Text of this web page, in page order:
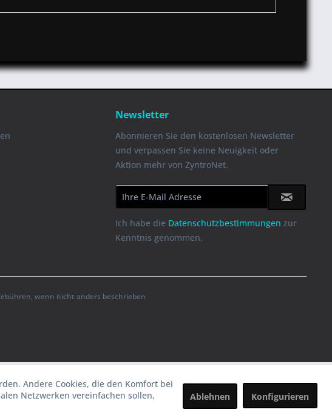
Newsletter
Abonnieren Sie den kostenlosen Newsletter
und verpassen Sie keine Neuigkeit oder
Aktion mehr von ZyntroNet.
Ich habe die Datenschutzbestimmungen zur
Kenntnis genommen.
wenn nicht anders beschrieben
Andere Cookies, die den Komfort bei
Netzwerken vereinfachen sollen,
Ablehnen Konfigurieren